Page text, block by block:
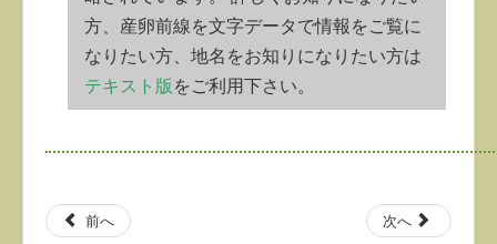
方、産卵前線を文字データで情報をご覧に
なりたい方、地名をお知りになりたい方は
テキスト版をご利用下さい。
前へ 次へ